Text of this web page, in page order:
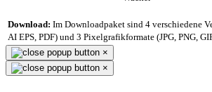
Download: Im Downloadpaket sind 4 verschiedene
AI EPS, PDF) und 3 Pixelgrafikformate (JPG, PNG,
×
×